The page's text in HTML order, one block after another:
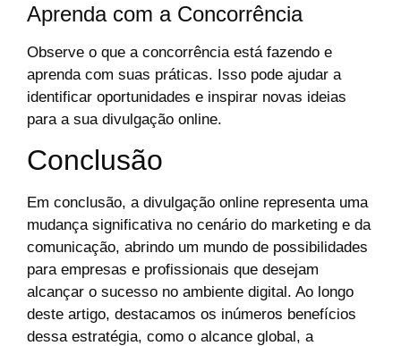
Aprenda com a Concorrência
Observe o que a concorrência está fazendo e
aprenda com suas práticas. Isso pode ajudar a
identificar oportunidades e inspirar novas ideias
para a sua divulgação online.
Conclusão
Em conclusão, a divulgação online representa uma
mudança significativa no cenário do marketing e da
comunicação, abrindo um mundo de possibilidades
para empresas e profissionais que desejam
alcançar o sucesso no ambiente digital. Ao longo
deste artigo, destacamos os inúmeros benefícios
dessa estratégia, como o alcance global, a